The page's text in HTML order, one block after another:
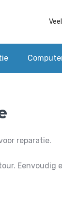
reparatie.
Eenvoudig